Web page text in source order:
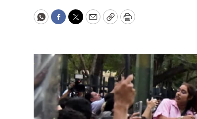
WhatsApp
Facebook
Twitter
EmailCopyPrint